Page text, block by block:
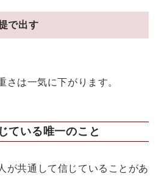
で出す
さは一気に下がります。
ている唯一のこと
が共通して信じていることがあ